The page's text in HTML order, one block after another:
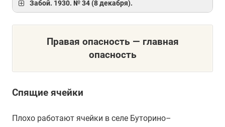
Забой. 1930. № 34 (8 декабря).
Правая опасность — главная
опасность
Спящие ячейки
Плохо работают ячейки в селе Буторино–